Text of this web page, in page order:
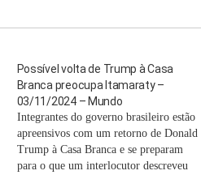
Possível volta de Trump à Casa
Branca preocupa Itamaraty –
03/11/2024 – Mundo
Integrantes do governo brasileiro estão
apreensivos com um retorno de Donald
Trump à Casa Branca e se preparam
para o que um interlocutor descreveu